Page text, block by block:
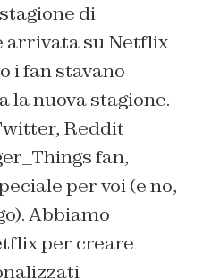
di
arrivata su Netflix
i fan stavano
la nuova stagione.
Reddit
fan,
per voi (e no,
Abbiamo
per creare